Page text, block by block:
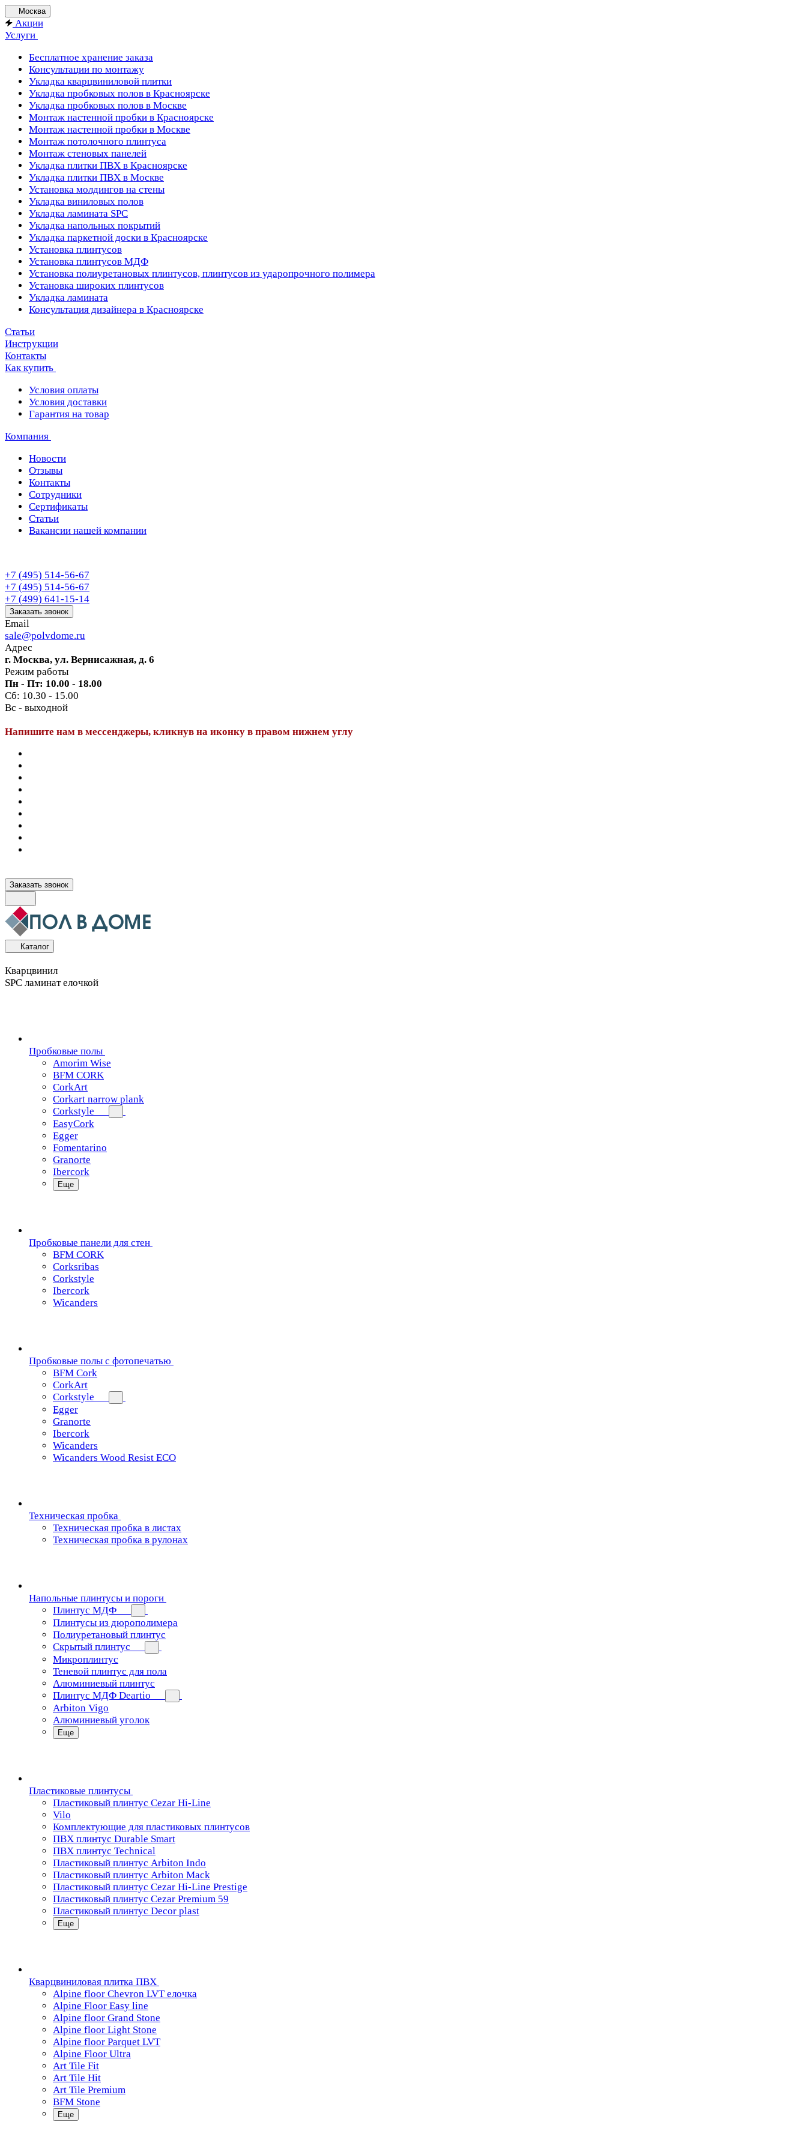
Москва
Акции
Услуги
Бесплатное хранение заказа
Консультации по монтажу
Укладка кварцвиниловой плитки
Укладка пробковых полов в Красноярске
Укладка пробковых полов в Москве
Монтаж настенной пробки в Красноярске
Монтаж настенной пробки в Москве
Монтаж потолочного плинтуса
Монтаж стеновых панелей
Укладка плитки ПВХ в Красноярске
Укладка плитки ПВХ в Москве
Установка молдингов на стены
Укладка виниловых полов
Укладка ламината SPC
Укладка напольных покрытий
Укладка паркетной доски в Красноярске
Установка плинтусов
Установка плинтусов МДФ
Установка полиуретановых плинтусов, плинтусов из ударопрочного полимера
Установка широких плинтусов
Укладка ламината
Консультация дизайнера в Красноярске
Статьи
Инструкции
Контакты
Как купить
Условия оплаты
Условия доставки
Гарантия на товар
Компания
Новости
Отзывы
Контакты
Сотрудники
Сертификаты
Статьи
Вакансии нашей компании
+7 (495) 514-56-67
+7 (495) 514-56-67
+7 (499) 641-15-14
Заказать звонок
Email
sale@polvdome.ru
Адрес
г. Москва, ул. Вернисажная, д. 6
Режим работы
Пн - Пт: 10.00 - 18.00
Сб: 10.30 - 15.00
Вс - выходной
Напишите нам в мессенджеры, кликнув на иконку в правом нижнем углу
Заказать звонок
Каталог
Кварцвинил
SPC ламинат елочкой
Пробковые полы
Amorim Wise
BFM CORK
CorkArt
Corkart narrow plank
Corkstyle
EasyCork
Egger
Fomentarino
Granorte
Ibercork
Еще
Пробковые панели для стен
BFM CORK
Corksribas
Corkstyle
Ibercork
Wicanders
Пробковые полы с фотопечатью
BFM Cork
CorkArt
Corkstyle
Egger
Granorte
Ibercork
Wicanders
Wicanders Wood Resist ECO
Техническая пробка
Техническая пробка в листах
Техническая пробка в рулонах
Напольные плинтусы и пороги
Плинтус МДФ
Плинтусы из дюрополимера
Полиуретановый плинтус
Скрытый плинтус
Микроплинтус
Теневой плинтус для пола
Алюминиевый плинтус
Плинтус МДФ Deartio
Arbiton Vigo
Алюминиевый уголок
Еще
Пластиковые плинтусы
Пластиковый плинтус Cezar Hi-Line
Vilo
Комплектующие для пластиковых плинтусов
ПВХ плинтус Durable Smart
ПВХ плинтус Technical
Пластиковый плинтус Arbiton Indo
Пластиковый плинтус Arbiton Mack
Пластиковый плинтус Cezar Hi-Line Prestige
Пластиковый плинтус Cezar Premium 59
Пластиковый плинтус Decor plast
Еще
Кварцвиниловая плитка ПВХ
Alpine floor Chevron LVT елочка
Alpine Floor Easy line
Alpine floor Grand Stone
Alpine floor Light Stone
Alpine floor Parquet LVT
Alpine Floor Ultra
Art Tile Fit
Art Tile Hit
Art Tile Premium
BFM Stone
Еще